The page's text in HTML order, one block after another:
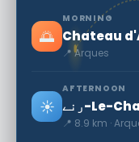
🌅
MORNING
Chateau
📍 Arques
☀️
AFTERNOON
📍 8.9 km ·